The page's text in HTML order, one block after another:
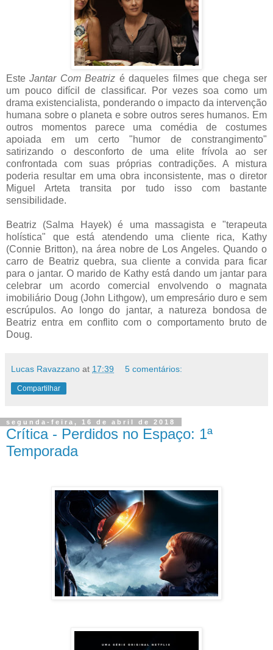
EsteJantar Com Beatriz é daqueles filmes que chega ser
um pouco difícil de classificar. Por vezes soa como um
drama existencialista, ponderando o impacto da intervenção
humana sobre o planeta e sobre outros seres humanos. Em
outros momentos parece uma comédia de costumes
apoiada em um certo "humor de constrangimento"
satirizando o desconforto de uma elite frívola ao ser
confrontada com suas próprias contradições. A mistura
poderia resultar em uma obra inconsistente, mas o diretor
Miguel Arteta transita por tudo isso com bastante
sensibilidade.
Beatriz (Salma Hayek) é uma massagista e "terapeuta
holística" que está atendendo uma cliente rica, Kathy
(Connie Britton), na área nobre de Los Angeles. Quando o
carro de Beatriz quebra, sua cliente a convida para ficar
para o jantar. O marido de Kathy está dando um jantar para
celebrar um acordo comercial envolvendo o magnata
imobiliário Doug (John Lithgow), um empresário duro e sem
escrúpulos. Ao longo do jantar, a natureza bondosa de
Beatriz entra em conflito com o comportamento bruto de
Doug.
Lucas Ravazzano at 17:39 5 comentários:
Compartilhar
segunda-feira, 16 de abril de 2018
Crítica - Perdidos no Espaço: 1ª
Temporada